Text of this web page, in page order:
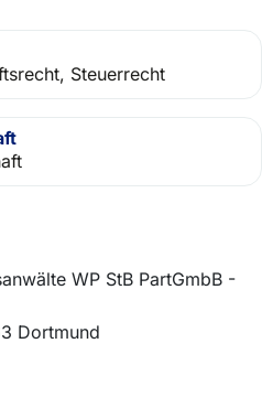
WP StB PartGmbB -
Dortmund
Steuerrecht